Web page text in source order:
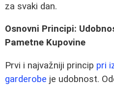
za svaki dan.
Osnovni Principi:
Pametne Kupovine
Prvi i najvažniji princip pri
garderobe je udobnost.